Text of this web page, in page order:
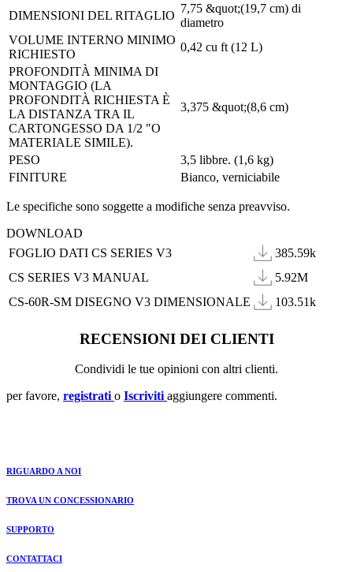
DIMENSIONI DEL RITAGLIO
7,75 &quot;(19,7 cm) di
diametro
VOLUME INTERNO MINIMO
RICHIESTO
0,42 cu ft (12 L)
PROFONDITÀ MINIMA DI
MONTAGGIO (LA
PROFONDITÀ RICHIESTA È
LA DISTANZA TRA IL
CARTONGESSO DA 1/2 "O
MATERIALE SIMILE).
3,375 &quot;(8,6 cm)
PESO
3,5 libbre. (1,6 kg)
FINITURE
Bianco, verniciabile
Le specifiche sono soggette a modifiche senza preavviso.
DOWNLOAD
FOGLIO DATI CS SERIES V3
385.59k
CS SERIES V3 MANUAL
5.92M
CS-60R-SM DISEGNO V3 DIMENSIONALE
103.51k
RECENSIONI DEI CLIENTI
Condividi le tue opinioni con altri clienti.
per favore, registrati o Iscriviti aggiungere commenti.
RIGUARDO A NOI
TROVA UN CONCESSIONARIO
SUPPORTO
CONTATTACI